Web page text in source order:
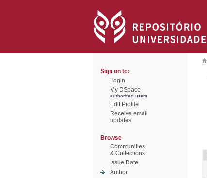
Sign on to:
Login
My DSpace
authorized users
Edit Profile
Receive email
updates
Browse
Communities
& Collections
Issue Date
Author